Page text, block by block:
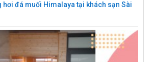
hơi đá muối Himalaya tại khách sạn Sài